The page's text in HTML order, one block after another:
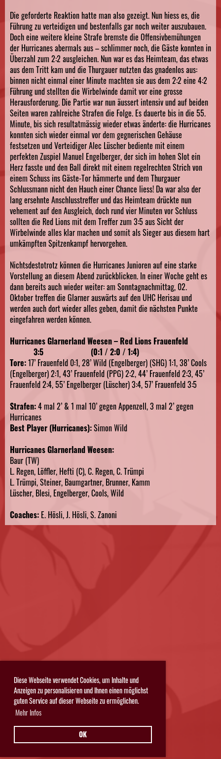
Diese Webseite verwendet Cookies, um Inhalte und
Anzeigen zu personalisieren und Ihnen einen möglichst
guten Service auf dieser Webseite zu ermöglichen.
Mehr Infos
OK
Die geforderte Reaktion hatte man also gezeigt. Nun hiess es, die
Führung zu verteidigen und bestenfalls gar noch weiter auszubauen.
Doch eine weitere kleine Strafe bremste die Offensivbemühungen
der Hurricanes abermals aus – schlimmer noch, die Gäste konnten in
Überzahl zum 2:2 ausgleichen. Nun war es das Heimteam, das etwas
aus dem Tritt kam und die Thurgauer nutzten das gnadenlos aus:
binnen nicht einmal einer Minute machten sie aus dem 2:2 eine 4:2
Führung und stellten die Wirbelwinde damit vor eine grosse
Herausforderung. Die Partie war nun äussert intensiv und auf beiden
Seiten waren zahlreiche Strafen die Folge. Es dauerte bis in die 55.
Minute, bis sich resultatmässig wieder etwas änderte: die Hurricanes
konnten sich wieder einmal vor dem gegnerischen Gehäuse
festsetzen und Verteidiger Alec Lüscher bediente mit einem
perfekten Zuspiel Manuel Engelberger, der sich im hohen Slot ein
Herz fasste und den Ball direkt mit einem regelrechten Strich von
einem Schuss ins Gäste-Tor hämmerte und dem Thurgauer
Schlussmann nicht den Hauch einer Chance liess! Da war also der
lang ersehnte Anschlusstreffer und das Heimteam drückte nun
vehement auf den Ausgleich, doch rund vier Minuten vor Schluss
sollten die Red Lions mit dem Treffer zum 3:5 aus Sicht der
Wirbelwinde alles klar machen und somit als Sieger aus diesem hart
umkämpften Spitzenkampf hervorgehen.
Nichtsdestotrotz können die Hurricanes Junioren auf eine starke
Vorstellung an diesem Abend zurückblicken. In einer Woche geht es
dann bereits auch wieder weiter: am Sonntagnachmittag, 02.
Oktober treffen die Glarner auswärts auf den UHC Herisau und
werden auch dort wieder alles geben, damit die nächsten Punkte
eingefahren werden können.
Hurricanes Glarnerland Weesen – Red Lions Frauenfeld
3:5 (0:1 / 2:0 / 1:4)
Tore:17’ Frauenfeld 0:1, 28’ Wild (Engelberger) (SHG) 1:1, 38’ Cools
(Engelberger) 2:1, 43’ Frauenfeld (PPG) 2:2, 44’ Frauenfeld 2:3, 45’
Frauenfeld 2:4, 55’ Engelberger (Lüscher) 3:4, 57’ Frauenfeld 3:5
Strafen:4 mal 2’ & 1 mal 10’ gegen Appenzell, 3 mal 2’ gegen
Hurricanes
Best Player (Hurricanes):Simon Wild
Hurricanes Glarnerland Weesen:
Baur (TW)
L. Regen, Löffler, Hefti (C), C. Regen, C. Trümpi
L. Trümpi, Steiner, Baumgartner, Brunner, Kamm
Lüscher, Blesi, Engelberger, Cools, Wild
Coaches: E. Hösli, J. Hösli, S. Zanoni